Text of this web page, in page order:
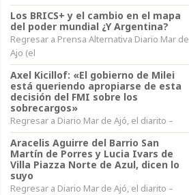
Los BRICS+ y el cambio en el mapa
del poder mundial ¿Y Argentina?
Regresar a Prensa Alternativa Diario Mar de
Ajo (el
Axel Kicillof: «El gobierno de Milei
está queriendo apropiarse de esta
decisión del FMI sobre los
sobrecargos»
Regresar a Diario Mar de Ajó, el diarito –
Aracelis Aguirre del Barrio San
Martín de Porres y Lucia Ivars de
Villa Piazza Norte de Azul, dicen lo
suyo
Regresar a Diario Mar de Ajó, el diarito –